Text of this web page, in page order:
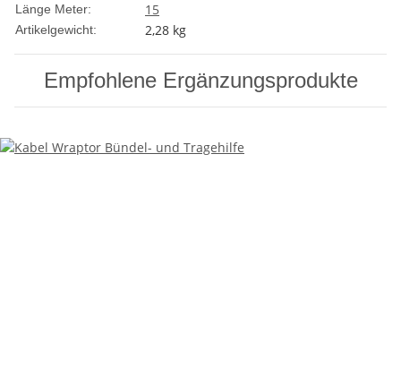
Länge Meter: 15
Artikelgewicht: 2,28 kg
Empfohlene Ergänzungsprodukte